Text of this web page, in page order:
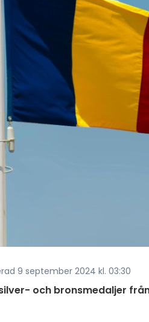
9 september 2024 kl. 03:30
och bronsmedaljer